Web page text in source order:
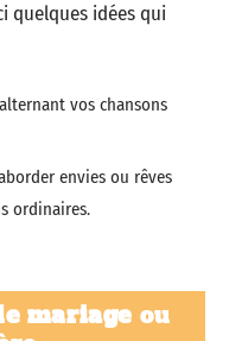
quelques idées qui
vos chansons
envies ou rêves
ordinaires.
mariage ou